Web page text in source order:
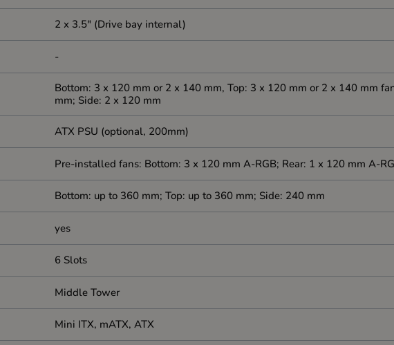
2 x 3.5" (Drive bay internal)
-
Bottom: 3 x 120 mm or 2 x 140 mm, Top: 3 x 120 mm or 2 x 140 mm
mm; Side: 2 x 120 mm
ATX PSU (optional, 200mm)
Pre-installed fans: Bottom: 3 x 120 mm A-RGB; Rear: 1 x 120 mm A-
Bottom: up to 360 mm; Top: up to 360 mm; Side: 240 mm
yes
6 Slots
Middle Tower
Mini ITX, mATX, ATX